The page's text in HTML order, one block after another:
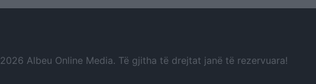
2026 Albeu Online Media. Të gjitha të drejtat janë të rezervuara!